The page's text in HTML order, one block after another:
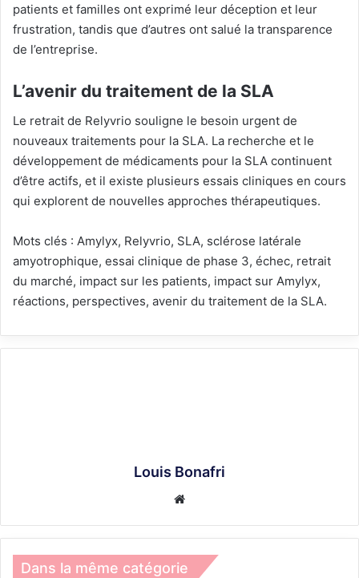
patients et familles ont exprimé leur déception et leur
frustration, tandis que d’autres ont salué la transparence
de l’entreprise.
L’avenir du traitement de la SLA
Le retrait de Relyvrio souligne le besoin urgent de
nouveaux traitements pour la SLA. La recherche et le
développement de médicaments pour la SLA continuent
d’être actifs, et il existe plusieurs essais cliniques en cours
qui explorent de nouvelles approches thérapeutiques.
Mots clés : Amylyx, Relyvrio, SLA, sclérose latérale
amyotrophique, essai clinique de phase 3, échec, retrait
du marché, impact sur les patients, impact sur Amylyx,
réactions, perspectives, avenir du traitement de la SLA.
Louis Bonafri
Dans la même catégorie